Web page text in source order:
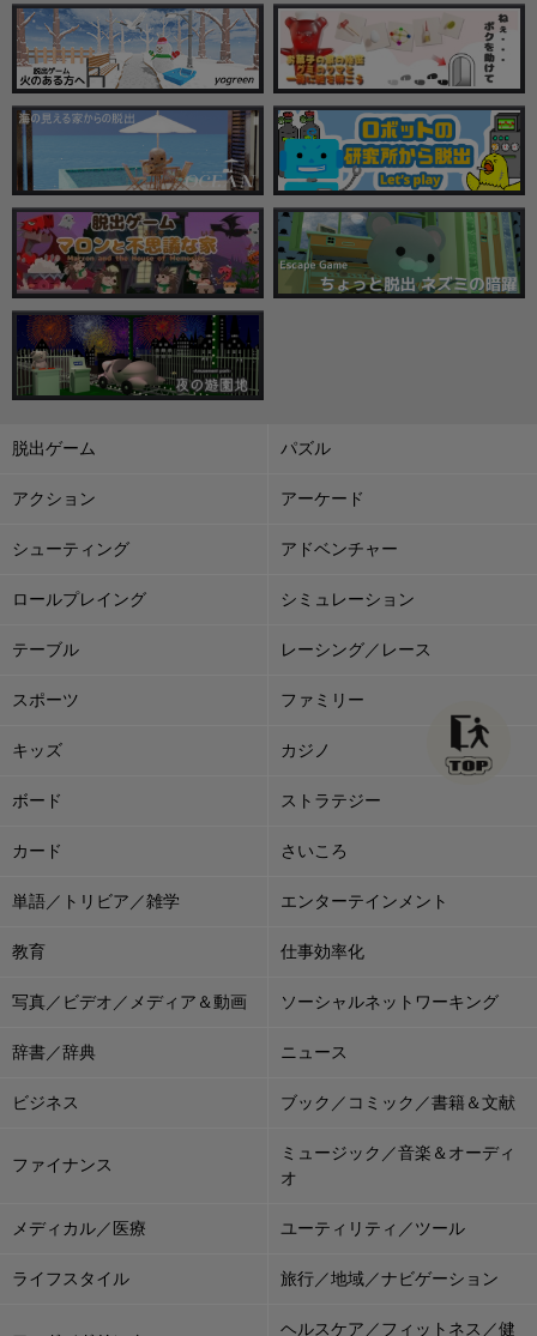
脱出ゲーム パズル
アクション アーケード
シューティング アドベンチャー
ロールプレイング シミュレーション
テーブル レーシング／レース
スポーツ ファミリー
キッズ カジノ
ボード ストラテジー
カード さいころ
単語／トリビア／雑学 エンターテインメント
教育 仕事効率化
写真／ビデオ／メディア＆動画 ソーシャルネットワーキング
辞書／辞典 ニュース
ビジネス ブック／コミック／書籍＆文献
ファイナンス
ミュージック／音楽＆オーディ
オ
メディカル／医療 ユーティリティ／ツール
ライフスタイル 旅行／地域／ナビゲーション
ヘルスケア／フィットネス／健